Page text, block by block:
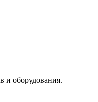
и оборудования.